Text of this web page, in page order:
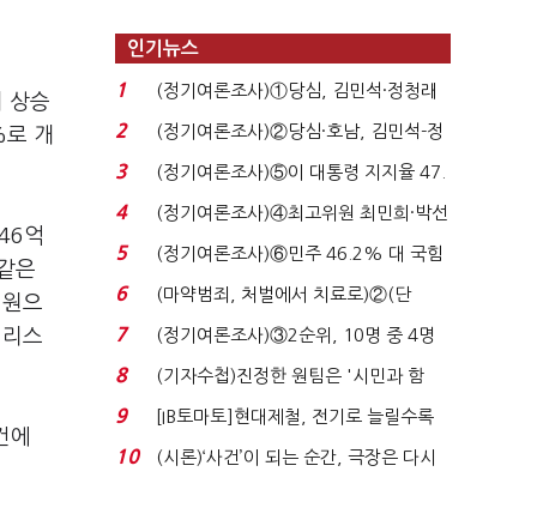
상승
개
억
은
으
스
인기뉴스
1
(정기여론조사)①당심, 김민석·정청래
'초접전'…대통령 ...
2
(정기여론조사)②당심·호남, 김민석-정
청래 '초접전'...
3
(정기여론조사)⑤이 대통령 지지율 47.
7%…일주일 만에 ...
4
(정기여론조사)④최고위원 최민희·박선
원 '양강'…서미...
5
(정기여론조사)⑥민주 46.2% 대 국힘
31.0%…오차범위 밖 ...
6
(마약범죄, 처벌에서 치료로)②(단
독)"마약은 전염병…여성...
7
(정기여론조사)③2순위, 10명 중 4명
'송영길'…정청래 '한 ...
8
(기자수첩)진정한 원팀은 '시민과 함
께'일 때 완성...
9
[IB토마토]현대제철, 전기로 늘릴수록
전기료 부담…저...
10
(시론)‘사건’이 되는 순간, 극장은 다시